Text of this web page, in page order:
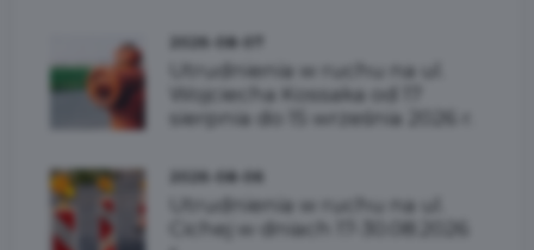
Utrudnienia w ruchu na ul.
Wojciecha Kossaka od 17
sierpnia do 15 września 2026 r.
Utrudnienia w ruchu na ul.
Cichej w dniach 17-30.08.2026